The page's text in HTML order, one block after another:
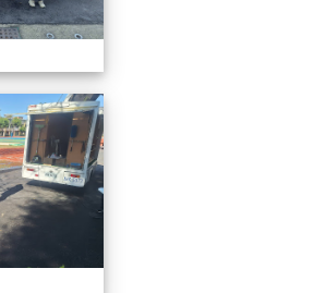
20260302行動英語村巡迴教